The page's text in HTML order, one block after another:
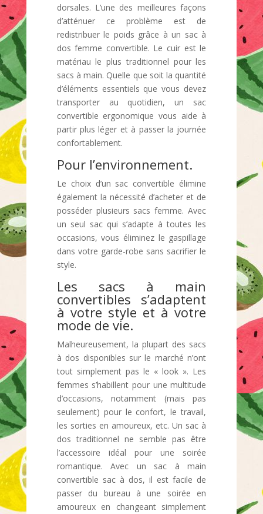
dorsales. L’une des meilleures façons
d’atténuer ce problème est de
redistribuer le poids grâce à un sac à
dos femme convertible. Le cuir est le
matériau le plus traditionnel pour les
sacs à main. Quelle que soit la quantité
d’éléments essentiels que vous devez
transporter au quotidien, un sac
convertible ergonomique vous aide à
partir plus léger et à passer la journée
confortablement.
Pour l’environnement.
Le choix d’un sac convertible élimine
également la nécessité d’acheter et de
posséder plusieurs sacs femme. Avec
un seul sac qui s’adapte à toutes les
occasions, vous éliminez le gaspillage
dans votre garde-robe sans sacrifier le
style.
Les sacs à main
convertibles s’adaptent
à votre style et à votre
mode de vie.
Malheureusement, la plupart des sacs
à dos disponibles sur le marché n’ont
tout simplement pas le « look ». Les
femmes s’habillent pour une multitude
d’occasions, notamment (mais pas
seulement) pour le confort, le travail,
les sorties en amoureux, etc. Un sac à
dos traditionnel ne semble pas être
l’accessoire idéal pour une soirée
romantique. Avec un sac à main
convertible sac à dos, il est facile de
passer du bureau à une soirée en
amoureux en changeant simplement